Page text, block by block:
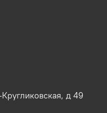
д 49